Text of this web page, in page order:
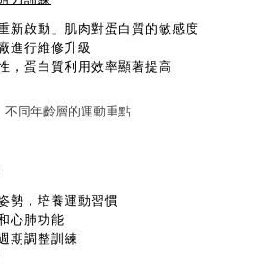
新啟動」肌肉對蛋白質的敏感度
進行維修升級
，蛋白質利用效率顯著提高
不同年齡層的運動重點
勢，培養運動習慣
心肺功能
期調整訓練